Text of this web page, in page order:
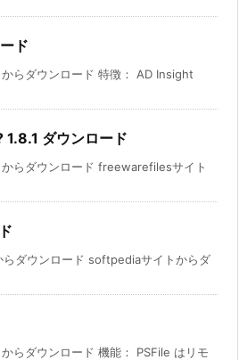
ド
らダウンロード 特徴： AD Insight
ダウンロード
らダウンロード freewarefilesサイト
ダウンロード softpediaサイトからダ
らダウンロード 機能： PSFile はリモ